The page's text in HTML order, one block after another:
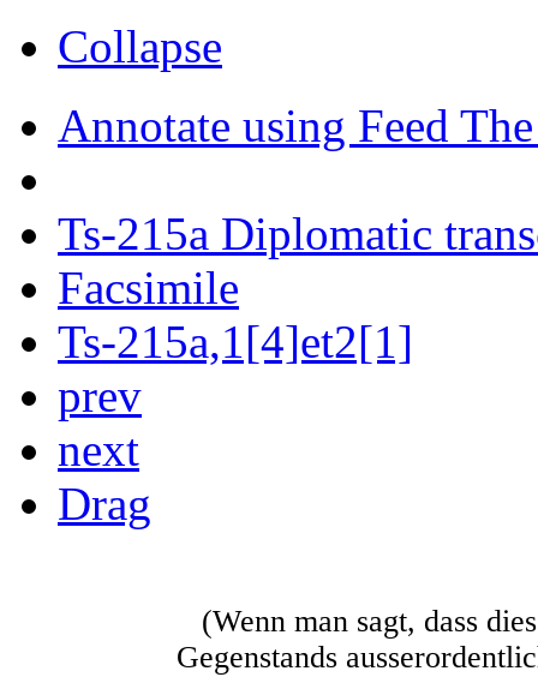
Collapse
Annotate using Feed
Ts-215a Diplomatic
Facsimile
Ts-215a,1[4]et2[1]
prev
next
Drag
(Wenn man sagt, dass
Gegenstands